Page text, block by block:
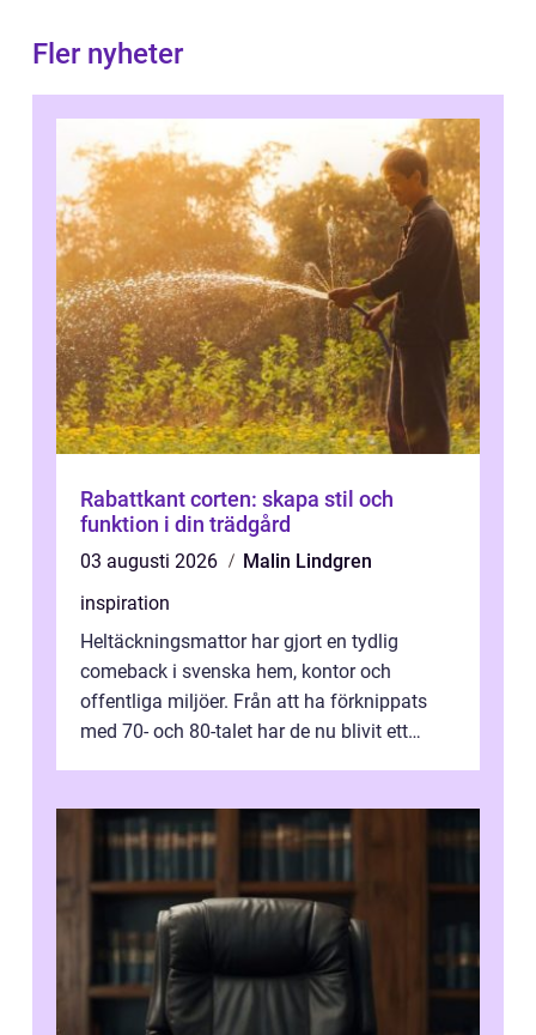
Fler nyheter
Rabattkant corten: skapa stil och
funktion i din trädgård
03 augusti 2026
Malin Lindgren
inspiration
Heltäckningsmattor har gjort en tydlig
comeback i svenska hem, kontor och
offentliga miljöer. Från att ha förknippats
med 70- och 80-talet har de nu blivit ett